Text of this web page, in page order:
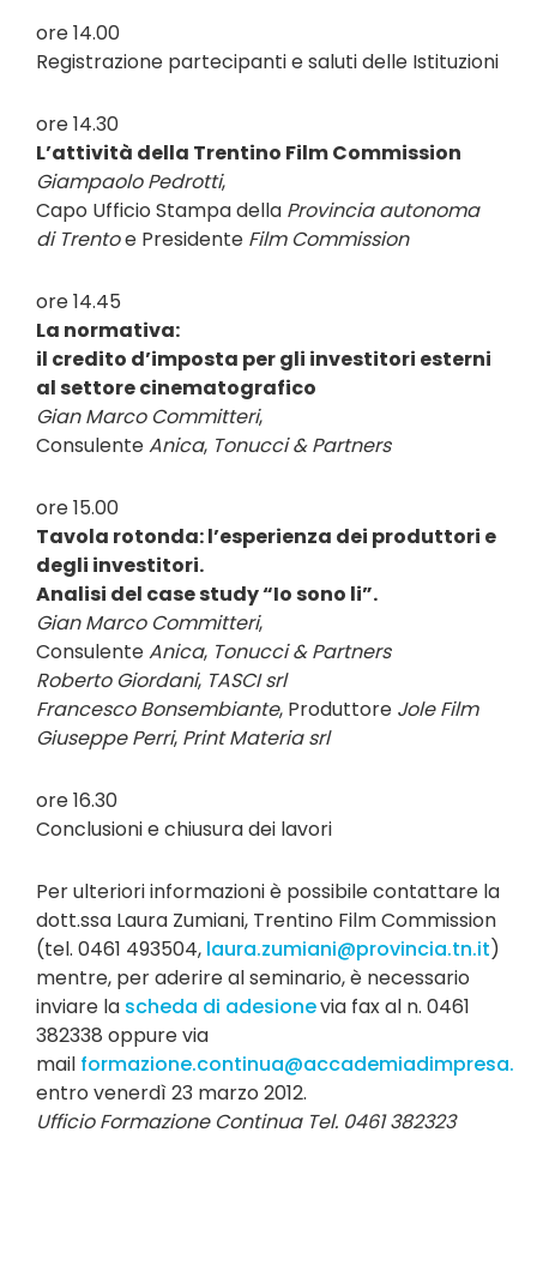
ore 14.00
Registrazione partecipanti e saluti delle Istituzioni
ore 14.30
L’attività della Trentino Film Commission
Giampaolo Pedrotti,
Capo Ufficio Stampa della Provincia autonoma
di Trentoe Presidente Film Commission
ore 14.45
La normativa:
il credito d’imposta per gli investitori esterni
al settore cinematografico
Gian Marco Committeri,
ConsulenteAnica, Tonucci & Partners
ore 15.00
Tavola rotonda: l’esperienza dei produttori e
degli investitori.
Analisi del case study “Io sono li”.
Gian Marco Committeri,
ConsulenteAnica, Tonucci & Partners
Roberto Giordani, TASCI srl
Francesco Bonsembiante, Produttore Jole Film
Giuseppe Perri, Print Materia srl
ore 16.30
Conclusioni e chiusura dei lavori
Per ulteriori informazioni è possibile contattare la
dott.ssa Laura Zumiani, Trentino Film Commission
(tel. 0461 493504, laura.zumiani@provincia.tn.it)
mentre, per aderire al seminario, è necessario
inviare la scheda di adesionevia fax al n. 0461
382338 oppure via
mail formazione.continua@accademiadimpresa.it
entro venerdì 23 marzo 2012.
Ufficio Formazione Continua Tel. 0461 382323